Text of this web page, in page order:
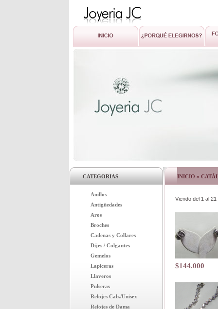
CATEGORIAS
Anillos
Antigüedades
Aros
Broches
Cadenas y Collares
Dijes / Colgantes
Gemelos
Lapiceras
Llaveros
Pulseras
Relojes Cab./Unisex
Relojes de Dama
INICIO »
Viendo del 1 al 21
$144.000